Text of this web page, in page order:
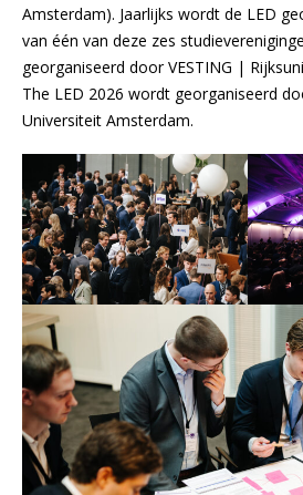
Amsterdam). Jaarlijks wordt de LED
van één van deze zes
georganiseerd door VESTING |
The LED 2026 wordt georganiseerd
Universiteit Amsterdam.